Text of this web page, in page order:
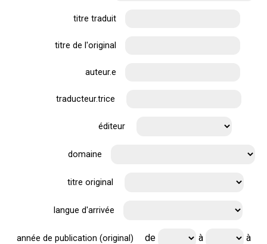
titre traduit
titre de l'original
auteur.e
traducteur.trice
éditeur
domaine
titre original
langue d'arrivée
année de publication (original) de à à